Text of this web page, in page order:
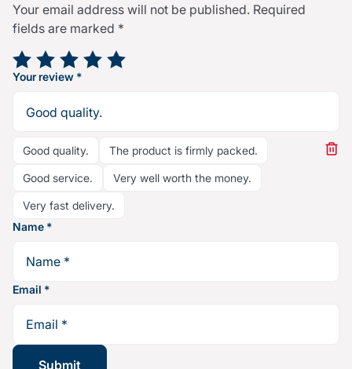
Your email address will not be published. Required
fields are marked *
Your rating*
Your review *
Good quality. The product is firmly packed.
Good service. Very well worth the money.
Very fast delivery.
Name *
Email *